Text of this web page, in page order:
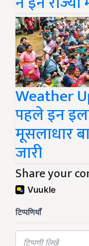
Weather
पहले इन
मूसलाधार
जारी
Share your